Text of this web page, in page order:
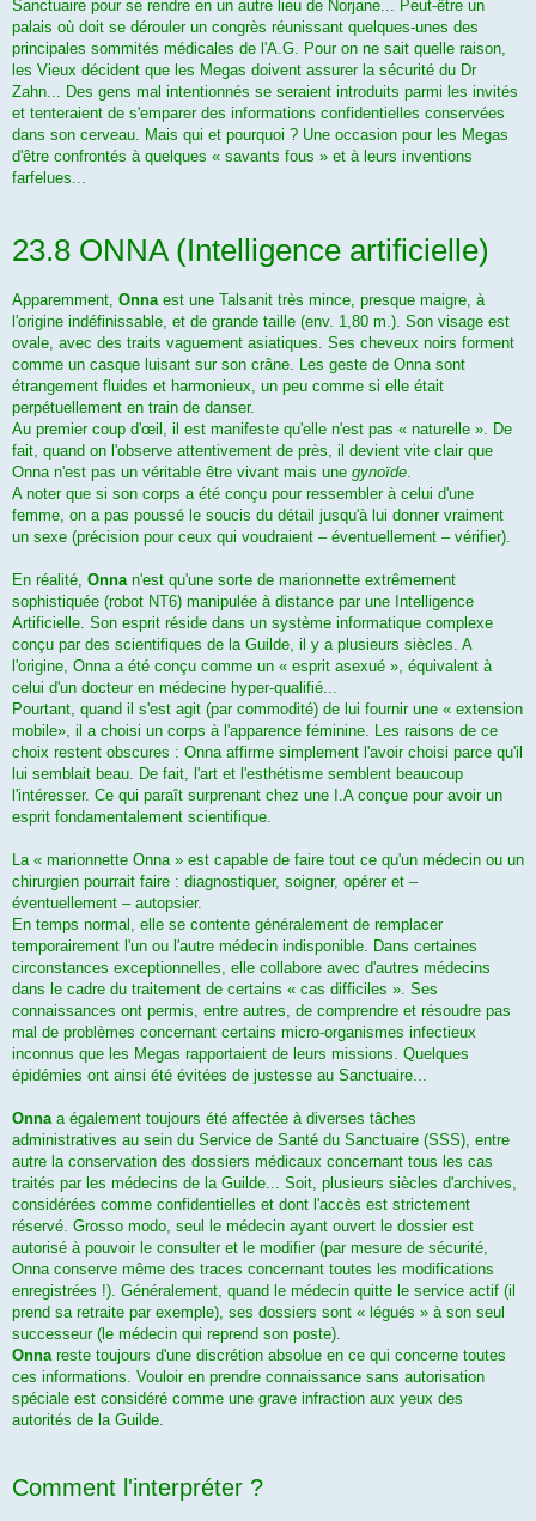
Sanctuaire pour se rendre en un autre lieu de Norjane... Peut-être un
palais où doit se dérouler un congrès réunissant quelques-unes des
principales sommités médicales de l'A.G. Pour on ne sait quelle raison,
les Vieux décident que les Megas doivent assurer la sécurité du Dr
Zahn... Des gens mal intentionnés se seraient introduits parmi les invités
et tenteraient de s'emparer des informations confidentielles conservées
dans son cerveau. Mais qui et pourquoi ? Une occasion pour les Megas
d'être confrontés à quelques « savants fous » et à leurs inventions
farfelues...
23.8 ONNA (Intelligence artificielle)
Apparemment, Onnaest une Talsanit très mince, presque maigre, à
l'origine indéfinissable, et de grande taille (env. 1,80 m.). Son visage est
ovale, avec des traits vaguement asiatiques. Ses cheveux noirs forment
comme un casque luisant sur son crâne. Les geste de Onna sont
étrangement fluides et harmonieux, un peu comme si elle était
perpétuellement en train de danser.
Au premier coup d'œil, il est manifeste qu'elle n'est pas « naturelle ». De
fait, quand on l'observe attentivement de près, il devient vite clair que
Onna n'est pas un véritable être vivant mais une gynoïde.
A noter que si son corps a été conçu pour ressembler à celui d'une
femme, on a pas poussé le soucis du détail jusqu'à lui donner vraiment
un sexe (précision pour ceux qui voudraient – éventuellement – vérifier).
En réalité, Onnan'est qu'une sorte de marionnette extrêmement
sophistiquée (robot NT6) manipulée à distance par une Intelligence
Artificielle. Son esprit réside dans un système informatique complexe
conçu par des scientifiques de la Guilde, il y a plusieurs siècles. A
l'origine, Onna a été conçu comme un « esprit asexué », équivalent à
celui d'un docteur en médecine hyper-qualifié...
Pourtant, quand il s'est agit (par commodité) de lui fournir une « extension
mobile», il a choisi un corps à l'apparence féminine. Les raisons de ce
choix restent obscures : Onna affirme simplement l'avoir choisi parce qu'il
lui semblait beau. De fait, l'art et l'esthétisme semblent beaucoup
l'intéresser. Ce qui paraît surprenant chez une I.A conçue pour avoir un
esprit fondamentalement scientifique.
La « marionnette Onna » est capable de faire tout ce qu'un médecin ou un
chirurgien pourrait faire : diagnostiquer, soigner, opérer et –
éventuellement – autopsier.
En temps normal, elle se contente généralement de remplacer
temporairement l'un ou l'autre médecin indisponible. Dans certaines
circonstances exceptionnelles, elle collabore avec d'autres médecins
dans le cadre du traitement de certains « cas difficiles ». Ses
connaissances ont permis, entre autres, de comprendre et résoudre pas
mal de problèmes concernant certains micro-organismes infectieux
inconnus que les Megas rapportaient de leurs missions. Quelques
épidémies ont ainsi été évitées de justesse au Sanctuaire...
Onnaa également toujours été affectée à diverses tâches
administratives au sein du Service de Santé du Sanctuaire (SSS), entre
autre la conservation des dossiers médicaux concernant tous les cas
traités par les médecins de la Guilde... Soit, plusieurs siècles d'archives,
considérées comme confidentielles et dont l'accès est strictement
réservé. Grosso modo, seul le médecin ayant ouvert le dossier est
autorisé à pouvoir le consulter et le modifier (par mesure de sécurité,
Onna conserve même des traces concernant toutes les modifications
enregistrées !). Généralement, quand le médecin quitte le service actif (il
prend sa retraite par exemple), ses dossiers sont « légués » à son seul
successeur (le médecin qui reprend son poste).
Onnareste toujours d'une discrétion absolue en ce qui concerne toutes
ces informations. Vouloir en prendre connaissance sans autorisation
spéciale est considéré comme une grave infraction aux yeux des
autorités de la Guilde.
Comment l'interpréter ?